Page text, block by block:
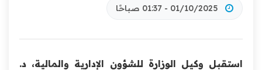
01/10/2025 - 01:37 صباحًا
استقبل وكيل الوزارة للشؤون الإدارية والمالية، د.